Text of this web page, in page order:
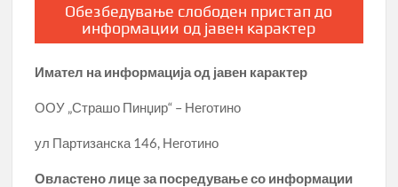
Обезбедување слободен пристап до
информации од јавен карактер
Имател на информација од јавен карактер
ООУ „Страшо Пинџир“ – Неготино
ул Партизанска 146, Неготино
Овластено лице за посредување со информации